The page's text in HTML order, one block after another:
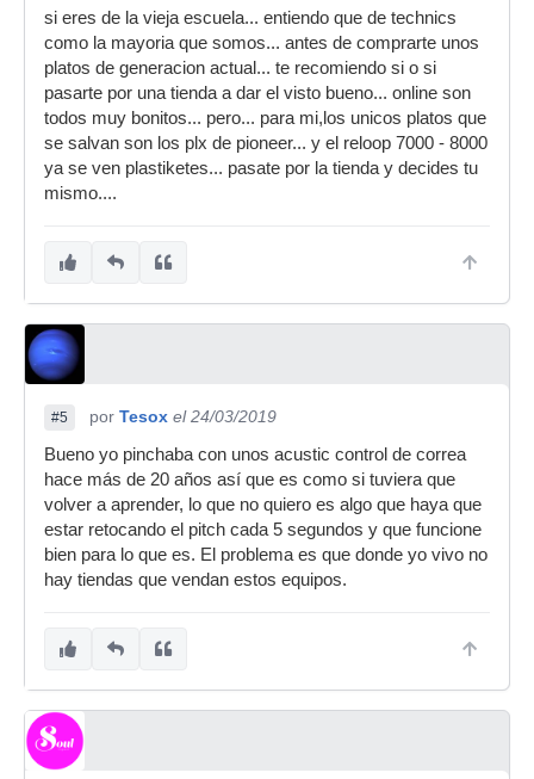
si eres de la vieja escuela... entiendo que de technics
como la mayoria que somos... antes de comprarte unos
platos de generacion actual... te recomiendo si o si
pasarte por una tienda a dar el visto bueno... online son
todos muy bonitos... pero... para mi,los unicos platos que
se salvan son los plx de pioneer... y el reloop 7000 - 8000
ya se ven plastiketes... pasate por la tienda y decides tu
mismo....
#5 por Tesox el 24/03/2019
Bueno yo pinchaba con unos acustic control de correa
hace más de 20 años así que es como si tuviera que
volver a aprender, lo que no quiero es algo que haya que
estar retocando el pitch cada 5 segundos y que funcione
bien para lo que es. El problema es que donde yo vivo no
hay tiendas que vendan estos equipos.